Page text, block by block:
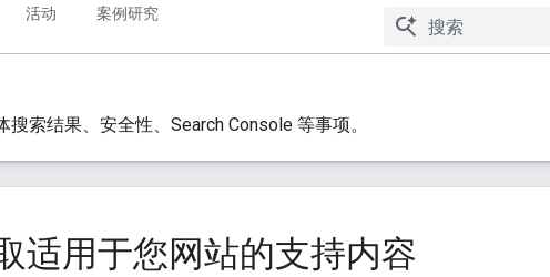
活动 案例研究
索结果、安全性、Search Console 等事项。
适用于您网站的支持内容